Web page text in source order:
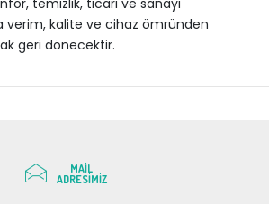
temizlik, ticari ve sanayi
verim, kalite ve cihaz ömründen
geri dönecektir.
MAIL
ADRESIMIZ